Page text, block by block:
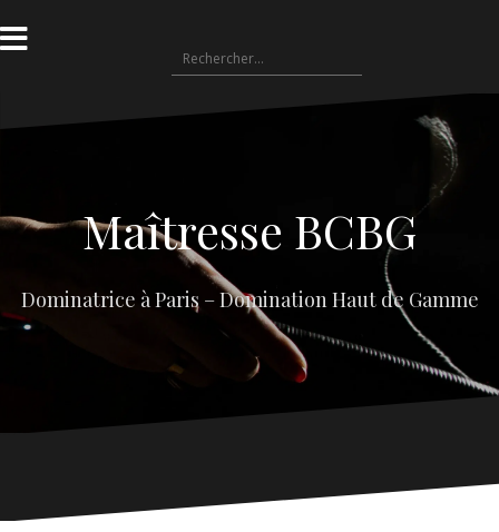
au
contenu
Rechercher :
Maîtresse BCBG
Dominatrice à Paris – Domination Haut de Gamme